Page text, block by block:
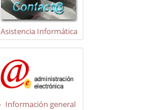
Asistencia Informática
Información general